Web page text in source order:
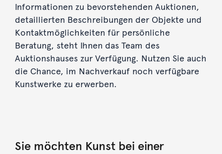
Informationen zu bevorstehenden Auktionen,
detaillierten Beschreibungen der Objekte und
Kontaktmöglichkeiten für persönliche
Beratung, steht Ihnen das Team des
Auktionshauses zur Verfügung. Nutzen Sie auch
die Chance, im Nachverkauf noch verfügbare
Kunstwerke zu erwerben.
Sie möchten Kunst bei einer